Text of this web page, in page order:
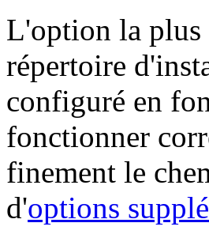
L'option la plus
répertoire
configuré en
fonctionner
finement le
d'options